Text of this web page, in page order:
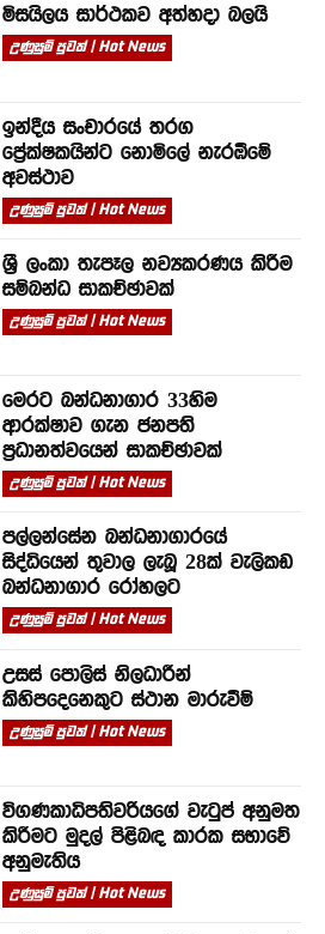
මිසයිලය සාර්ථකව අත්හදා බලයි
උණුසුම් පුවත් | Hot News
ඉන්දීය සංචාරයේ තරග
ප්‍රේක්ෂකයින්ට නොමිලේ නැරඹීමේ
අවස්ථාව
උණුසුම් පුවත් | Hot News
ශ්‍රී ලංකා තැපෑල නව්‍යකරණය කිරීම
සම්බන්ධ සාකච්ඡාවක්
උණුසුම් පුවත් | Hot News
මෙරට බන්ධනාගාර 33හිම
ආරක්ෂාව ගැන ජනපති
ප්‍රධානත්වයෙන් සාකච්ඡාවක්
උණුසුම් පුවත් | Hot News
පල්ලන්සේන බන්ධනාගාරයේ
සිද්ධියෙන් තුවාල ලැබූ 28ක් වැලිකඩ
බන්ධනාගාර රෝහලට
උණුසුම් පුවත් | Hot News
උසස් පොලිස් නිලධාරීන්
කිහිපදෙනෙකුට ස්ථාන මාරුවීම්
උණුසුම් පුවත් | Hot News
විගණකාධිපතිවරියගේ වැටුප් අනුමත
කිරීමට මුදල් පිළිබඳ කාරක සභාවේ
අනුමැතිය
උණුසුම් පුවත් | Hot News